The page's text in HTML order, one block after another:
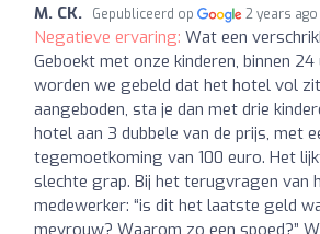
M. CK. Gepubliceerd op 2 years ago
Negatieve ervaring: Wat een
Geboekt met onze kinderen, binnen
worden we gebeld dat het hotel vol
aangeboden, sta je dan met drie
hotel aan 3 dubbele van de prijs, met
tegemoetkoming van 100 euro. Het
slechte grap. Bij het terugvragen van
medewerker: “is dit het laatste geld
mevrouw? Waarom zo een spoed?”